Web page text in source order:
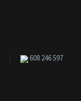
608 246 597